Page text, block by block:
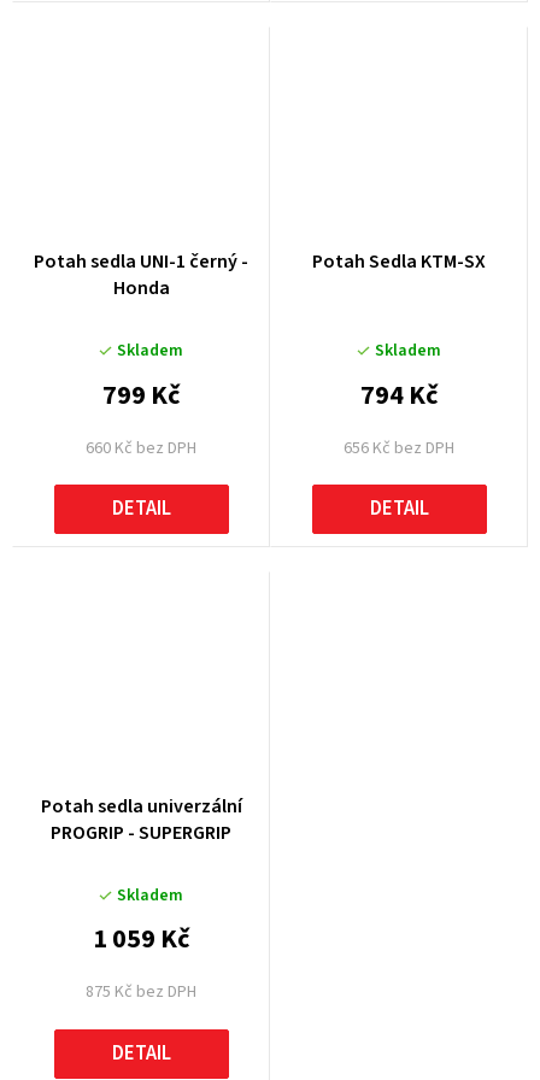
Potah sedla UNI-1 černý -
Honda
Skladem
660 Kč bez DPH
799 Kč
DETAIL
Potah Sedla KTM-SX
Skladem
656 Kč bez DPH
794 Kč
DETAIL
Potah sedla univerzální
PROGRIP - SUPERGRIP
Skladem
875 Kč bez DPH
1 059 Kč
DETAIL